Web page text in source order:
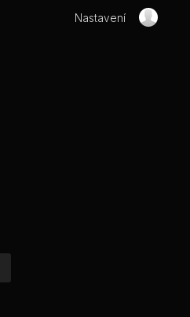
Nastavení